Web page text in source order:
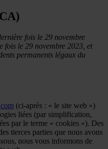
fois le 29 novembre
fois le 29 novembre 2023, et
permanents légaux du
(ci-après : « le site web »)
liées (par simplification,
par le terme « cookies »). Des
tierces parties que nous avons
nous vous informons de